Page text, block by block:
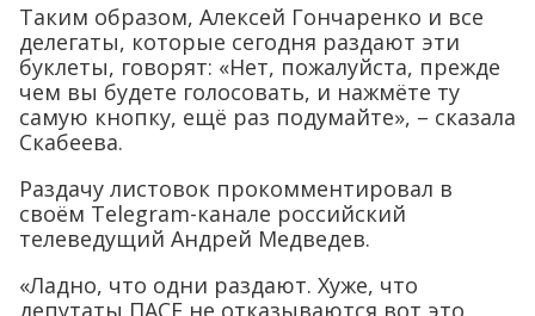
Таким образом, Алексей Гончаренко и все
делегаты, которые сегодня раздают эти
буклеты, говорят: «Нет, пожалуйста, прежде
чем вы будете голосовать, и нажмёте ту
самую кнопку, ещё раз подумайте», – сказала
Скабеева.
Раздачу листовок прокомментировал в
своём Telegram-канале российский
телеведущий Андрей Медведев.
«Ладно, что одни раздают. Хуже, что
депутаты ПАСЕ не отказываются вот это